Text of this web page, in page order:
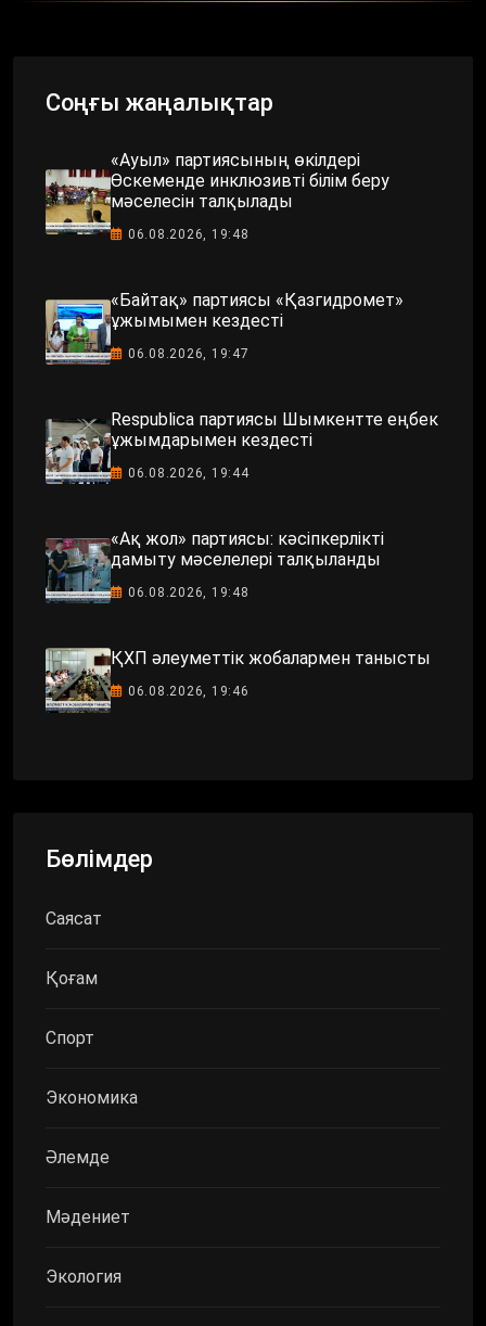
Соңғы жаңалықтар
«Ауыл» партиясының өкілдері
Өскеменде инклюзивті білім беру
мәселесін талқылады
06.08.2026, 19:48
«Байтақ» партиясы «Қазгидромет»
ұжымымен кездесті
06.08.2026, 19:47
Respublica партиясы Шымкентте еңбек
ұжымдарымен кездесті
06.08.2026, 19:44
«Ақ жол» партиясы: кәсіпкерлікті
дамыту мәселелері талқыланды
06.08.2026, 19:48
ҚХП әлеуметтік жобалармен танысты
06.08.2026, 19:46
Бөлімдер
Саясат
Қоғам
Спорт
Экономика
Әлемде
Мәдениет
Экология